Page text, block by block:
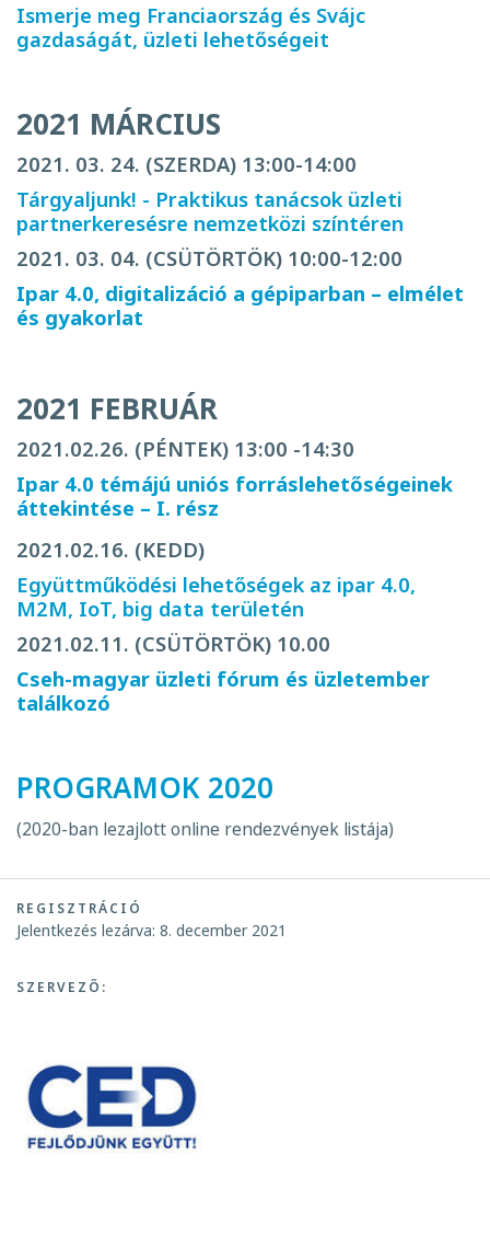
Ismerje meg Franciaország és Svájc
gazdaságát, üzleti lehetőségeit
2021 MÁRCIUS
2021. 03. 24. (SZERDA) 13:00-14:00
Tárgyaljunk! - Praktikus tanácsok üzleti
partnerkeresésre nemzetközi színtéren
2021. 03. 04. (CSÜTÖRTÖK) 10:00-12:00
Ipar 4.0, digitalizáció a gépiparban – elmélet
és gyakorlat
2021 FEBRUÁR
2021.02.26. (PÉNTEK) 13:00 -14:30
Ipar 4.0 témájú uniós forráslehetőségeinek
áttekintése – I. rész
2021.02.16. (KEDD)
Együttműködési lehetőségek az ipar 4.0,
M2M, IoT, big data területén
2021.02.11. (CSÜTÖRTÖK) 10.00
Cseh-magyar üzleti fórum és üzletember
találkozó
PROGRAMOK 2020
(2020-ban lezajlott online rendezvények listája)
REGISZTRÁCIÓ
Jelentkezés lezárva: 8. december 2021
SZERVEZŐ: